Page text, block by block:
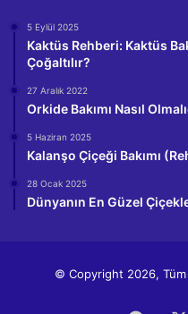
5 Eylül 2025
Kaktüs Rehberi: Kaktüs
Çoğaltılır?
27 Aralık 2022
Orkide Bakımı Nasıl
5 Haziran 2025
Kalanşo Çiçeği Bakımı
28 Ocak 2025
Dünyanın En Güzel
© Copyright 2026, Tüm